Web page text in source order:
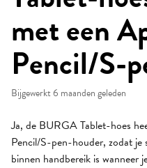
met een
Pencil/S-
Bijgewerkt6 maanden geleden
Ja, de BURGA Tablet-hoes
Pencil/S-pen-houder, zodat je
binnen handbereik is wanneer